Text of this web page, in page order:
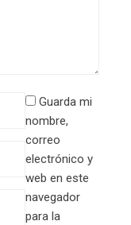
Guarda mi
nombre,
correo
electrónico y
web en este
navegador
para la